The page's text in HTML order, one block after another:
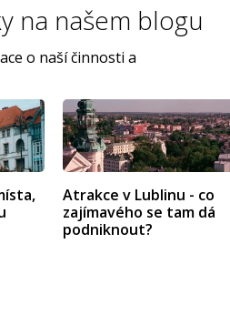
na našem blogu
o naší činnosti a
Atrakce v Lublinu - co
zajímavého se tam dá
podniknout?